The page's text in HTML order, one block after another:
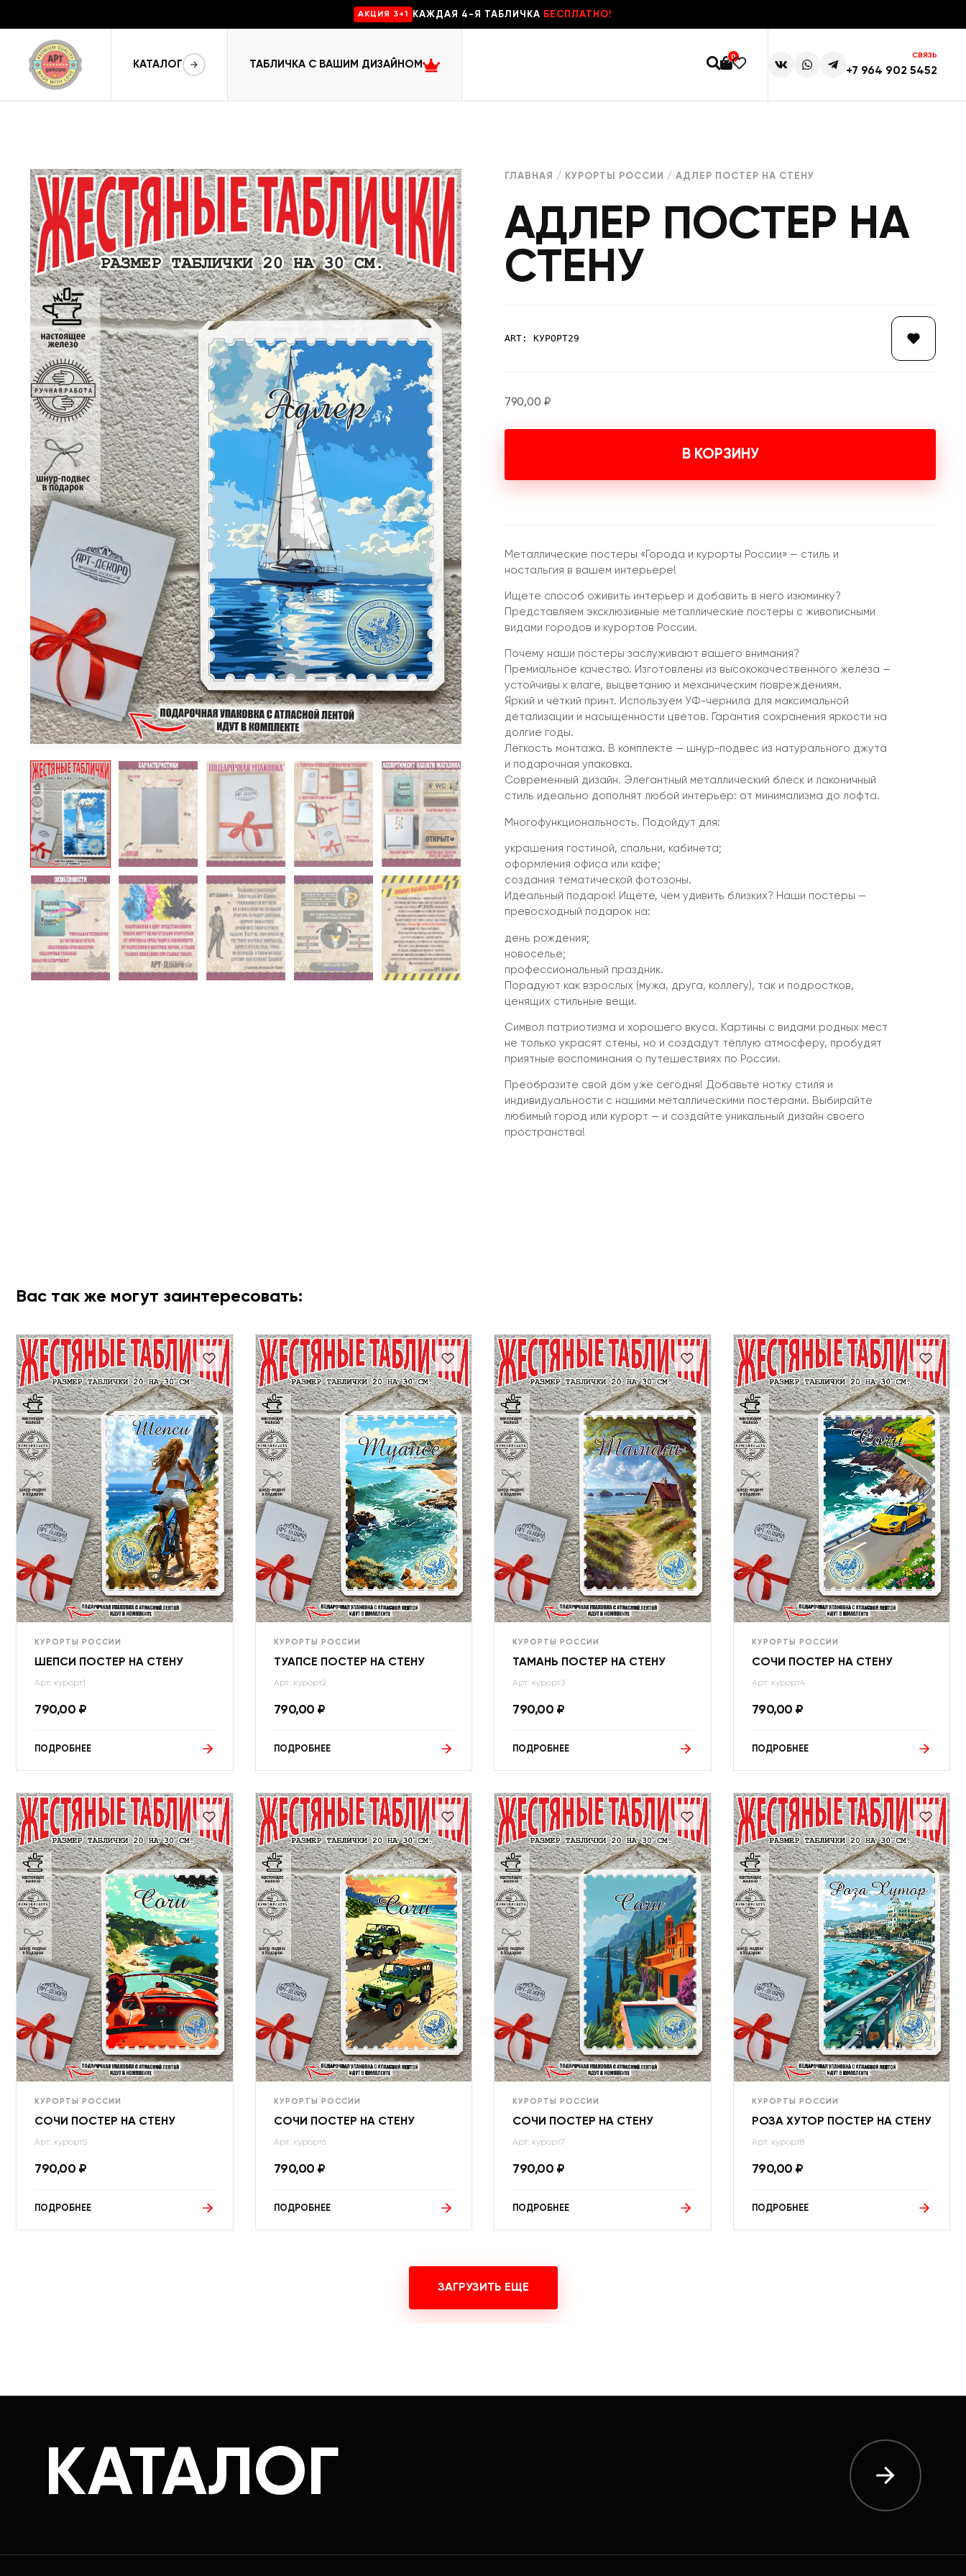
AKЦИЯ 3+1 КАЖДАЯ 4-Я ТАБЛИЧКА БЕСПЛАТНО!
КАТАЛОГ ТАБЛИЧКА С ВАШИМ ДИЗАЙНОМ
0 СВЯЗЬ
+7 964 902 5452
ГЛАВНАЯ / КУРОРТЫ РОССИИ / АДЛЕР ПОСТЕР НА СТЕНУ
АДЛЕР ПОСТЕР НА
СТЕНУ
ART: КУРОРТ29
790,00 ₽
В КОРЗИНУ
Металлические постеры «Города и курорты России» — стиль и
ностальгия в вашем интерьере!
Ищете способ оживить интерьер и добавить в него изюминку?
Представляем эксклюзивные металлические постеры с живописными
видами городов и курортов России.
Почему наши постеры заслуживают вашего внимания?
Премиальное качество. Изготовлены из высококачественного железа —
устойчивы к влаге, выцветанию и механическим повреждениям.
Яркий и чёткий принт. Используем УФ-чернила для максимальной
детализации и насыщенности цветов. Гарантия сохранения яркости на
долгие годы.
Лёгкость монтажа. В комплекте — шнур-подвес из натурального джута
и подарочная упаковка.
Современный дизайн. Элегантный металлический блеск и лаконичный
стиль идеально дополнят любой интерьер: от минимализма до лофта.
Многофункциональность. Подойдут для:
украшения гостиной, спальни, кабинета;
оформления офиса или кафе;
создания тематической фотозоны.
Идеальный подарок! Ищете, чем удивить близких? Наши постеры —
превосходный подарок на:
день рождения;
новоселье;
профессиональный праздник.
Порадуют как взрослых (мужа, друга, коллегу), так и подростков,
ценящих стильные вещи.
Символ патриотизма и хорошего вкуса. Картины с видами родных мест
не только украсят стены, но и создадут тёплую атмосферу, пробудят
приятные воспоминания о путешествиях по России.
Преобразите свой дом уже сегодня! Добавьте нотку стиля и
индивидуальности с нашими металлическими постерами. Выбирайте
любимый город или курорт — и создайте уникальный дизайн своего
пространства!
Вас так же могут заинтересовать:
КУРОРТЫ РОССИИ
ШЕПСИ ПОСТЕР НА СТЕНУ
Арт: курорт1
790,00 ₽
ПОДРОБНЕЕ
КУРОРТЫ РОССИИ
ТУАПСЕ ПОСТЕР НА СТЕНУ
Арт: курорт2
790,00 ₽
ПОДРОБНЕЕ
КУРОРТЫ РОССИИ
ТАМАНЬ ПОСТЕР НА СТЕНУ
Арт: курорт3
790,00 ₽
ПОДРОБНЕЕ
КУРОРТЫ РОССИИ
СОЧИ ПОСТЕР НА СТЕНУ
Арт: курорт4
790,00 ₽
ПОДРОБНЕЕ
КУРОРТЫ РОССИИ
СОЧИ ПОСТЕР НА СТЕНУ
Арт: курорт5
790,00 ₽
ПОДРОБНЕЕ
КУРОРТЫ РОССИИ
СОЧИ ПОСТЕР НА СТЕНУ
Арт: курорт6
790,00 ₽
ПОДРОБНЕЕ
КУРОРТЫ РОССИИ
СОЧИ ПОСТЕР НА СТЕНУ
Арт: курорт7
790,00 ₽
ПОДРОБНЕЕ
КУРОРТЫ РОССИИ
РОЗА ХУТОР ПОСТЕР НА СТЕНУ
Арт: курорт8
790,00 ₽
ПОДРОБНЕЕ
ЗАГРУЗИТЬ ЕЩЕ
КАТАЛОГ